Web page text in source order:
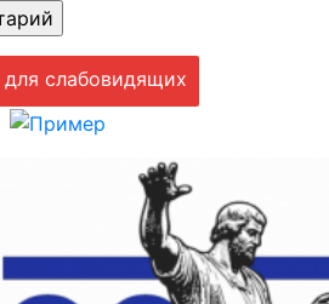
для слабовидящих